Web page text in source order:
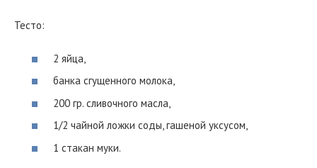
Тесто:
2 яйца,
банка сгущенного молока,
200 гр. сливочного масла,
1/2 чайной ложки соды, гашеной уксусом,
1 стакан муки.